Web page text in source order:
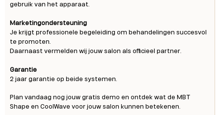
gebruik van het apparaat.
Marketingondersteuning
Je krijgt professionele begeleiding om behandelingen succesvol
te promoten.
Daarnaast vermelden wij jouw salon als officieel partner.
Garantie
2 jaar garantie op beide systemen.
Plan vandaag nog jouw gratis demo en ontdek wat de MBT
Shape en CoolWave voor jouw salon kunnen betekenen.